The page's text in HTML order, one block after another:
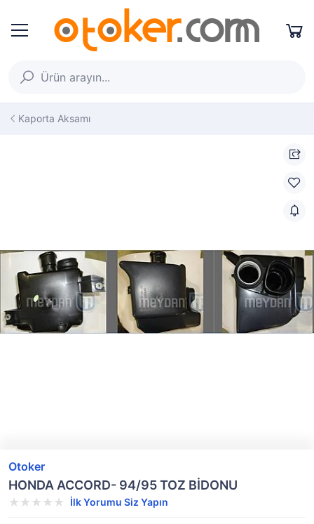
Kaporta Aksamı
Otoker
HONDA ACCORD- 94/95 TOZ BİDONU
İlk Yorumu Siz Yapın